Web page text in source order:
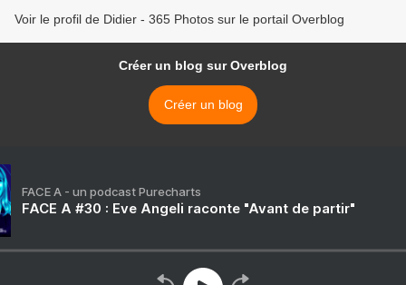
Voir le profil de Didier - 365 Photos sur le portail Overblog
Créer un blog sur Overblog
Créer un blog
FACE A - un podcast Purecharts
FACE A #30 : Eve Angeli raconte "Avant de partir"